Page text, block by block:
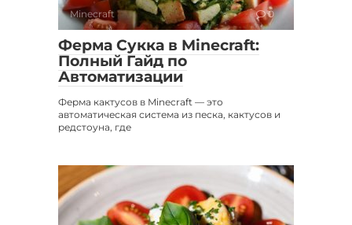
Minecraft 0
Ферма Сукка в Minecraft:
Полный Гайд по
Автоматизации
Ферма кактусов в Minecraft — это
автоматическая система из песка, кактусов и
редстоуна, где